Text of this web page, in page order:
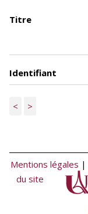
Titre
Identifiant
< >
Mentions légales |
du site